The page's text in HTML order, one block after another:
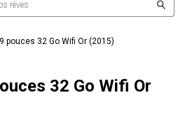
pouces 32 Go Wifi Or (2015)
32 Go Wifi Or